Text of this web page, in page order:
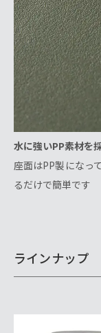
水に強いPP素材を
座面はPP製になっ
るだけで簡単です
ラインナップ